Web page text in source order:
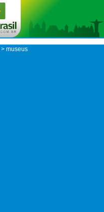
> museus